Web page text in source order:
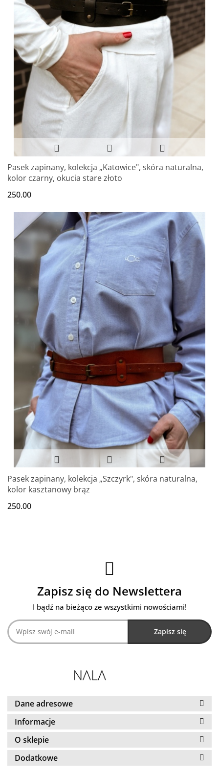
Pasek zapinany, kolekcja „Katowice", skóra naturalna,
kolor czarny, okucia stare złoto
250.00
Pasek zapinany, kolekcja „Szczyrk", skóra naturalna,
kolor kasztanowy brąz
250.00
Zapisz się do Newslettera
I bądź na bieżąco ze wszystkimi nowościami!
Dane adresowe
Informacje
O sklepie
Dodatkowe